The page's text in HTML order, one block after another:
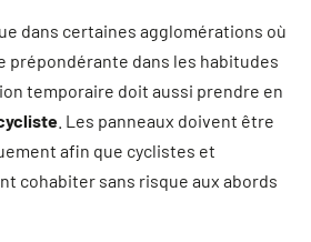
dans certaines agglomérations où
prépondérante dans les habitudes
temporaire doit aussi prendre en
. Les panneaux doivent être
afin que cyclistes et
cohabiter sans risque aux abords